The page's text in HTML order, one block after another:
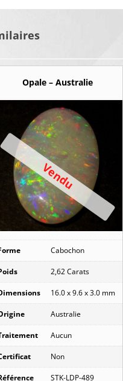
Opale – Australie
Vendu
Cabochon
2,62 Carats
16.0 x 9.6 x 3.0 mm
Australie
Aucun
Non
STK-LDP-489